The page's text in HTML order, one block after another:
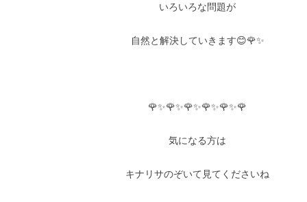
いろいろな問題が
自然と解決していきます😊🌹✨
🌹✨🌹✨🌹✨🌹✨🌹✨🌹
気になる方は
キナリサのぞいて見てくださいね